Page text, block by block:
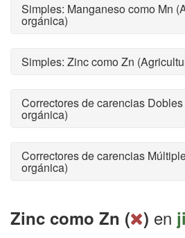
Simples: Manganeso como Mn
orgánica)
Simples: Zinc como Zn
Correctores de carencias
orgánica)
Correctores de carencias
orgánica)
Zinc como Zn ( ) en